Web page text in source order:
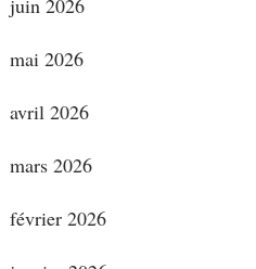
juin 2026
mai 2026
avril 2026
mars 2026
février 2026